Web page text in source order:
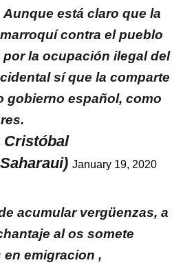
está claro que la
contra el pueblo
por la ocupación ilegal del
sí que la comparte
gobierno español, como
January 19, 2020
acumular vergüenzas, a
al os somete
en emigracion ,